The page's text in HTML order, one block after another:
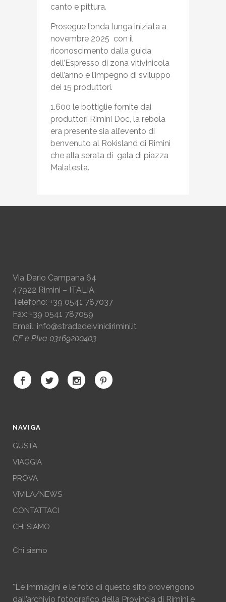
canto e pittura.
Prosegue l’onda lunga iniziata a
novembre 2025 con il
riconoscimento dalla guida
dell’Espresso di zona vitivinicola
dell’anno e l’impegno di sviluppo
dei 15 produttori.
1.600 le bottiglie fornite dai
produttori Rimini Doc, la rebola
era presente sia all’evento di
benvenuto al Rokisland di Rimini
che alla serata di gala di piazza
Malatesta.
Via Dario Campana 64
47922 Rimini – ITALIA
Telefono: +39 0541 787037
Fax: +39 0541 787059
Email: info@stradadeivinidirimini.it
CF e PIva 03169200403
NAVIGA
GUSTA
VIAGGIA
PROVA
VIVILA/NEWS
CONTATTACI
CHI SIAMO
Chi siamo
*Le immagini e le foto di questo sito provengono
dall’archivio fotografico della Provincia di Rimini e